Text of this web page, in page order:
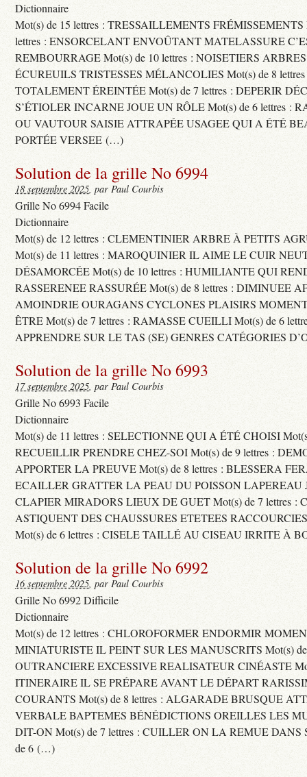
Dictionnaire
Mot(s) de 15 lettres : TRESSAILLEMENTS FRÉMISSEMENTS
lettres : ENSORCELANT ENVOÛTANT MATELASSURE
REMBOURRAGE Mot(s) de 10 lettres : NOISETIERS
ÉCUREUILS TRISTESSES MÉLANCOLIES Mot(s) de 8
TOTALEMENT ÉREINTÉE Mot(s) de 7 lettres : DEPERIR
S’ÉTIOLER INCARNE JOUE UN RÔLE Mot(s) de 6 lettres :
OU VAUTOUR SAISIE ATTRAPÉE USAGEE QUI A ÉTÉ
PORTÉE VERSEE (…)
Solution de la grille No 6994
18 septembre 2025, par Paul Courbis
Grille No 6994 Facile
Dictionnaire
Mot(s) de 12 lettres : CLEMENTINIER ARBRE À PETITS
Mot(s) de 11 lettres : MAROQUINIER IL AIME LE CUIR
DÉSAMORCÉE Mot(s) de 10 lettres : HUMILIANTE QUI
RASSERENEE RASSURÉE Mot(s) de 8 lettres : DIMINUEE
AMOINDRIE OURAGANS CYCLONES PLAISIRS
ÊTRE Mot(s) de 7 lettres : RAMASSE CUEILLI Mot(s) de 6
APPRENDRE SUR LE TAS (SE) GENRES CATÉGORIES
Solution de la grille No 6993
17 septembre 2025, par Paul Courbis
Grille No 6993 Facile
Dictionnaire
Mot(s) de 11 lettres : SELECTIONNE QUI A ÉTÉ CHOISI
RECUEILLIR PRENDRE CHEZ-SOI Mot(s) de 9 lettres :
APPORTER LA PREUVE Mot(s) de 8 lettres : BLESSERA
ECAILLER GRATTER LA PEAU DU POISSON LAPEREAU
CLAPIER MIRADORS LIEUX DE GUET Mot(s) de 7 lettres :
ASTIQUENT DES CHAUSSURES ETETEES
Mot(s) de 6 lettres : CISELE TAILLÉ AU CISEAU IRRITE À
Solution de la grille No 6992
16 septembre 2025, par Paul Courbis
Grille No 6992 Difficile
Dictionnaire
Mot(s) de 12 lettres : CHLOROFORMER ENDORMIR
MINIATURISTE IL PEINT SUR LES MANUSCRITS Mot(s) de
OUTRANCIERE EXCESSIVE REALISATEUR CINÉASTE
ITINERAIRE IL SE PRÉPARE AVANT LE DÉPART
COURANTS Mot(s) de 8 lettres : ALGARADE BRUSQUE
VERBALE BAPTEMES BÉNÉDICTIONS OREILLES LES
DIT-ON Mot(s) de 7 lettres : CUILLER ON LA REMUE DANS
de 6 (…)